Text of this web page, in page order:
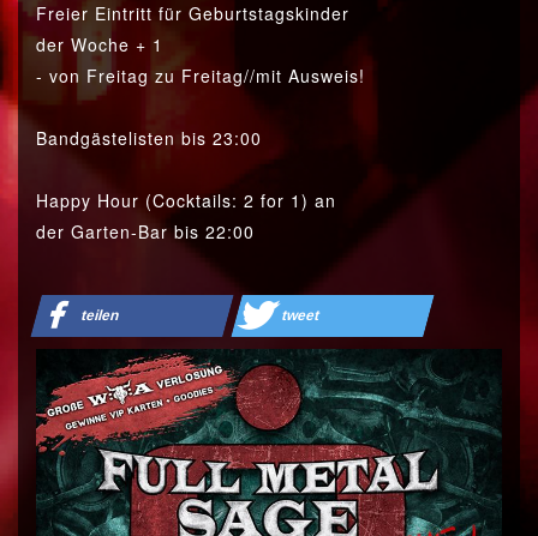
Freier Eintritt für Geburtstagskinder
der Woche + 1
- von Freitag zu Freitag//mit Ausweis!
Bandgästelisten bis 23:00
Happy Hour (Cocktails: 2 for 1) an
der Garten-Bar bis 22:00
teilen tweet